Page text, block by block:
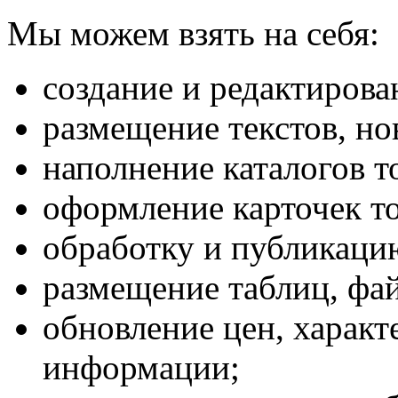
Мы можем взять на себя:
создание и
размещение текстов,
наполнение каталогов
оформление карточек
обработку и
размещение таблиц,
обновление цен,
информации;